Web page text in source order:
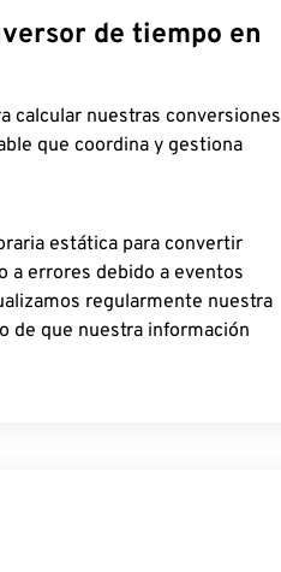
de tiempo en
calcular nuestras conversiones
que coordina y gestiona
estática para convertir
a errores debido a eventos
regularmente nuestra
de que nuestra información